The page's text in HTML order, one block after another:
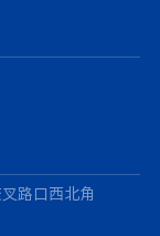
路口西北角